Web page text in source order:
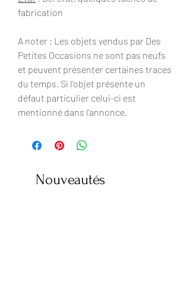
fabrication
A noter : Les objets vendus par Des
Petites Occasions ne sont pas neufs
et peuvent présenter certaines traces
du temps. Si l'objet présente un
défaut particulier celui-ci est
mentionné dans l’annonce.
Nouveautés